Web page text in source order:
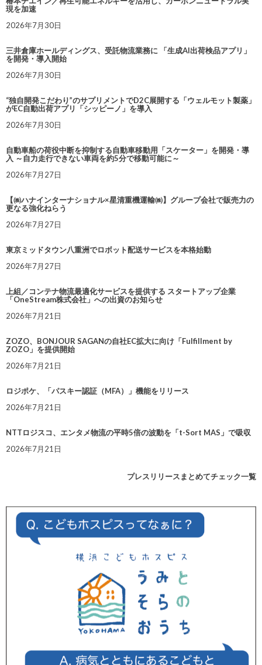
現を加速
2026年7月30日
三井倉庫ホールディングス、受託物流業務に 「生成AI出荷検品アプリ」
を開発・導入開始
2026年7月30日
“独自開発こだわり”のサプリメントでD2C展開する「ウェルモット製薬」
がEC自動出荷アプリ「シッピーノ」を導入
2026年7月30日
自動車船の荷役中断を抑制する自動車移動用「スケーター」を開発・導
入 ～自力走行できない車両を約5分で移動可能に～
2026年7月27日
【㈱ハナインターナショナル×星清重機運輸㈱】グループ会社で販売力の
更なる強化ねらう
2026年7月27日
東京ミッドタウン八重洲でロボット配送サービスを本格始動
2026年7月27日
上組／コンテナ物流最適化サービスを提供する スタートアップ企業
「OneStream株式会社」への出資のお知らせ
2026年7月21日
ZOZO、BONJOUR SAGANの自社EC拡大に向け「Fulfillment by
ZOZO」を提供開始
2026年7月21日
ロジポケ、「パスキー認証（MFA）」機能をリリース
2026年7月21日
NTTロジスコ、エンタメ物流の平時5倍の波動を「t-Sort MAS」で吸収
2026年7月21日
プレスリリースまとめてチェック一覧